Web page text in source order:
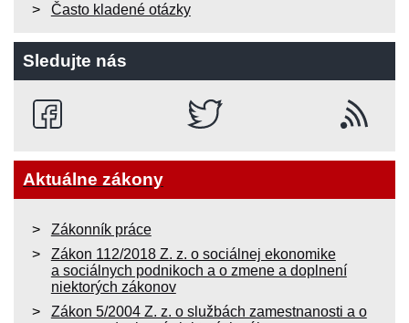
Často kladené otázky
Sledujte nás
Aktuálne zákony
Zákonník práce
Zákon 112/2018 Z. z. o sociálnej ekonomike
a sociálnych podnikoch a o zmene a doplnení
niektorých zákonov
Zákon 5/2004 Z. z. o službách zamestnanosti a o